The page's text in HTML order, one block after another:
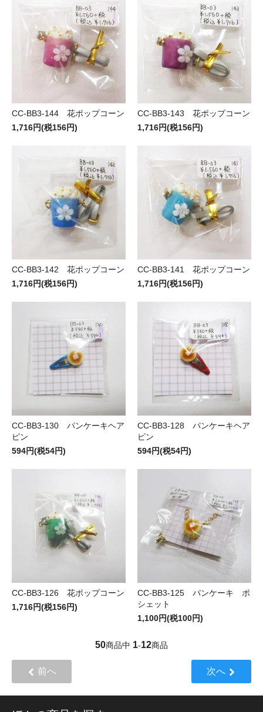
CC-BB3-144 花ポップコーン
1,716円(税156円)
CC-BB3-143 花ポップコーン
1,716円(税156円)
CC-BB3-142 花ポップコーン
1,716円(税156円)
CC-BB3-141 花ポップコーン
1,716円(税156円)
CC-BB3-130 パンケーキヘア
ピン
594円(税54円)
CC-BB3-128 パンケーキヘア
ピン
594円(税54円)
CC-BB3-126 花ポップコーン
1,716円(税156円)
CC-BB3-125 パンケーキ ポ
シェット
1,100円(税100円)
50商品中 1-12商品
前へ 次へ